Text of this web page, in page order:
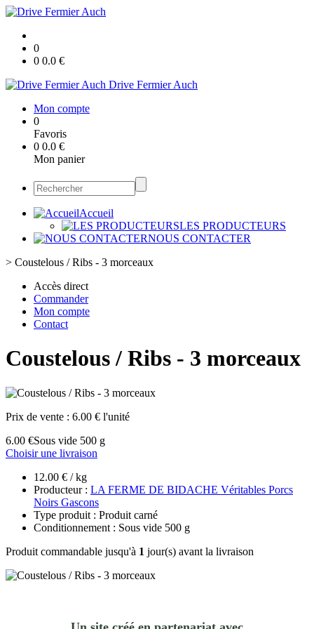
0
0 0.0 €
Drive Fermier Auch
Mon compte
0
Favoris
0 0.0 €
Mon panier
Accueil
LES PRODUCTEURS
NOUS CONTACTER
> Coustelous / Ribs - 3 morceaux
Accès direct
Commander
Mon compte
Contact
Coustelous / Ribs - 3 morceaux
Prix de vente : 6.00 € l'unité
6.00 €Sous vide 500 g
Choisir une livraison
12.00 € / kg
Producteur : LA FERME DE BIDACHE Véritables Porcs
Noirs Gascons
Type produit : Produit carné
Conditionnement : Sous vide 500 g
Produit commandable jusqu'à 1 jour(s) avant la livraison